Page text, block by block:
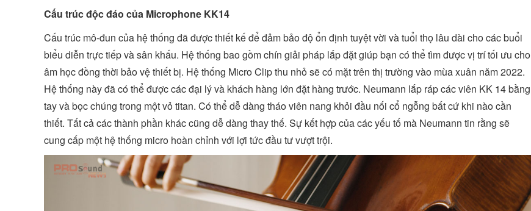
Cấu trúc độc đáo của Microphone KK14
Cấu trúc mô-đun của hệ thống đã được thiết kế để đảm bảo độ ổn định tuyệt vời và tuổi thọ lâu dài cho các buổi
biểu diễn trực tiếp và sân khấu. Hệ thống bao gồm chín giải pháp lắp đặt giúp bạn có thể tìm được vị trí tối ưu cho
âm học đồng thời bảo vệ thiết bị. Hệ thống Micro Clip thu nhỏ sẽ có mặt trên thị trường vào mùa xuân năm 2022.
Hệ thống này đã có thể được các đại lý và khách hàng lớn đặt hàng trước. Neumann lắp ráp các viên KK 14 bằng
tay và bọc chúng trong một vỏ titan. Có thể dễ dàng tháo viên nang khỏi đầu nối cổ ngỗng bất cứ khi nào cần
thiết. Tất cả các thành phần khác cũng dễ dàng thay thế. Sự kết hợp của các yếu tố mà Neumann tin rằng sẽ
cung cấp một hệ thống micro hoàn chỉnh với lợi tức đầu tư vượt trội.